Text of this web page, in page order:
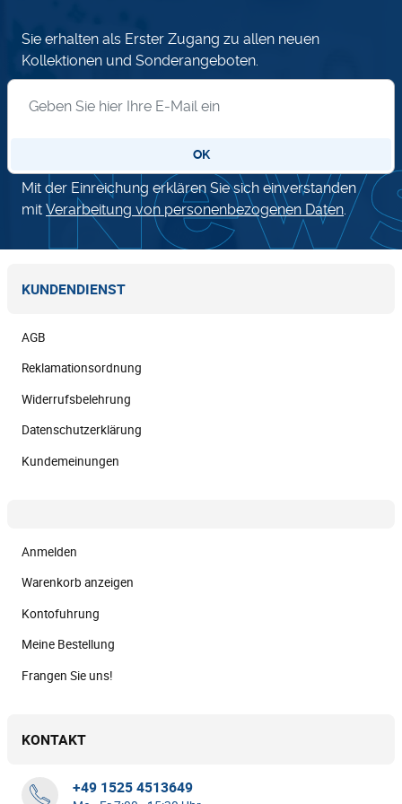
Sie erhalten als Erster Zugang zu allen neuen
Kollektionen und Sonderangeboten.
OK
Mit der Einreichung erklären Sie sich einverstanden
mit Verarbeitung von personenbezogenen Daten
KUNDENDIENST
AGB
Reklamationsordnung
Widerrufsbelehrung
Datenschutzerklärung
Kundemeinungen
Anmelden
Warenkorb anzeigen
Kontofuhrung
Meine Bestellung
Frangen Sie uns!
KONTAKT
+49 1525 4513649